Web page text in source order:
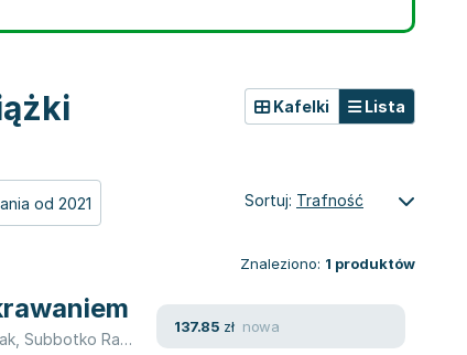
od 2021
Kafelki Lista
Sortuj: Trafność
Znaleziono: 1 produktów
Subbotko Rafał Oskar Rusiecki Piotr
137.85 zł nowa